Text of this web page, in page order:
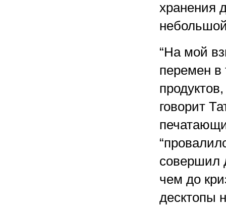
хранения
“На мой
перемен в
говорит
совершил
чем до
десктопы